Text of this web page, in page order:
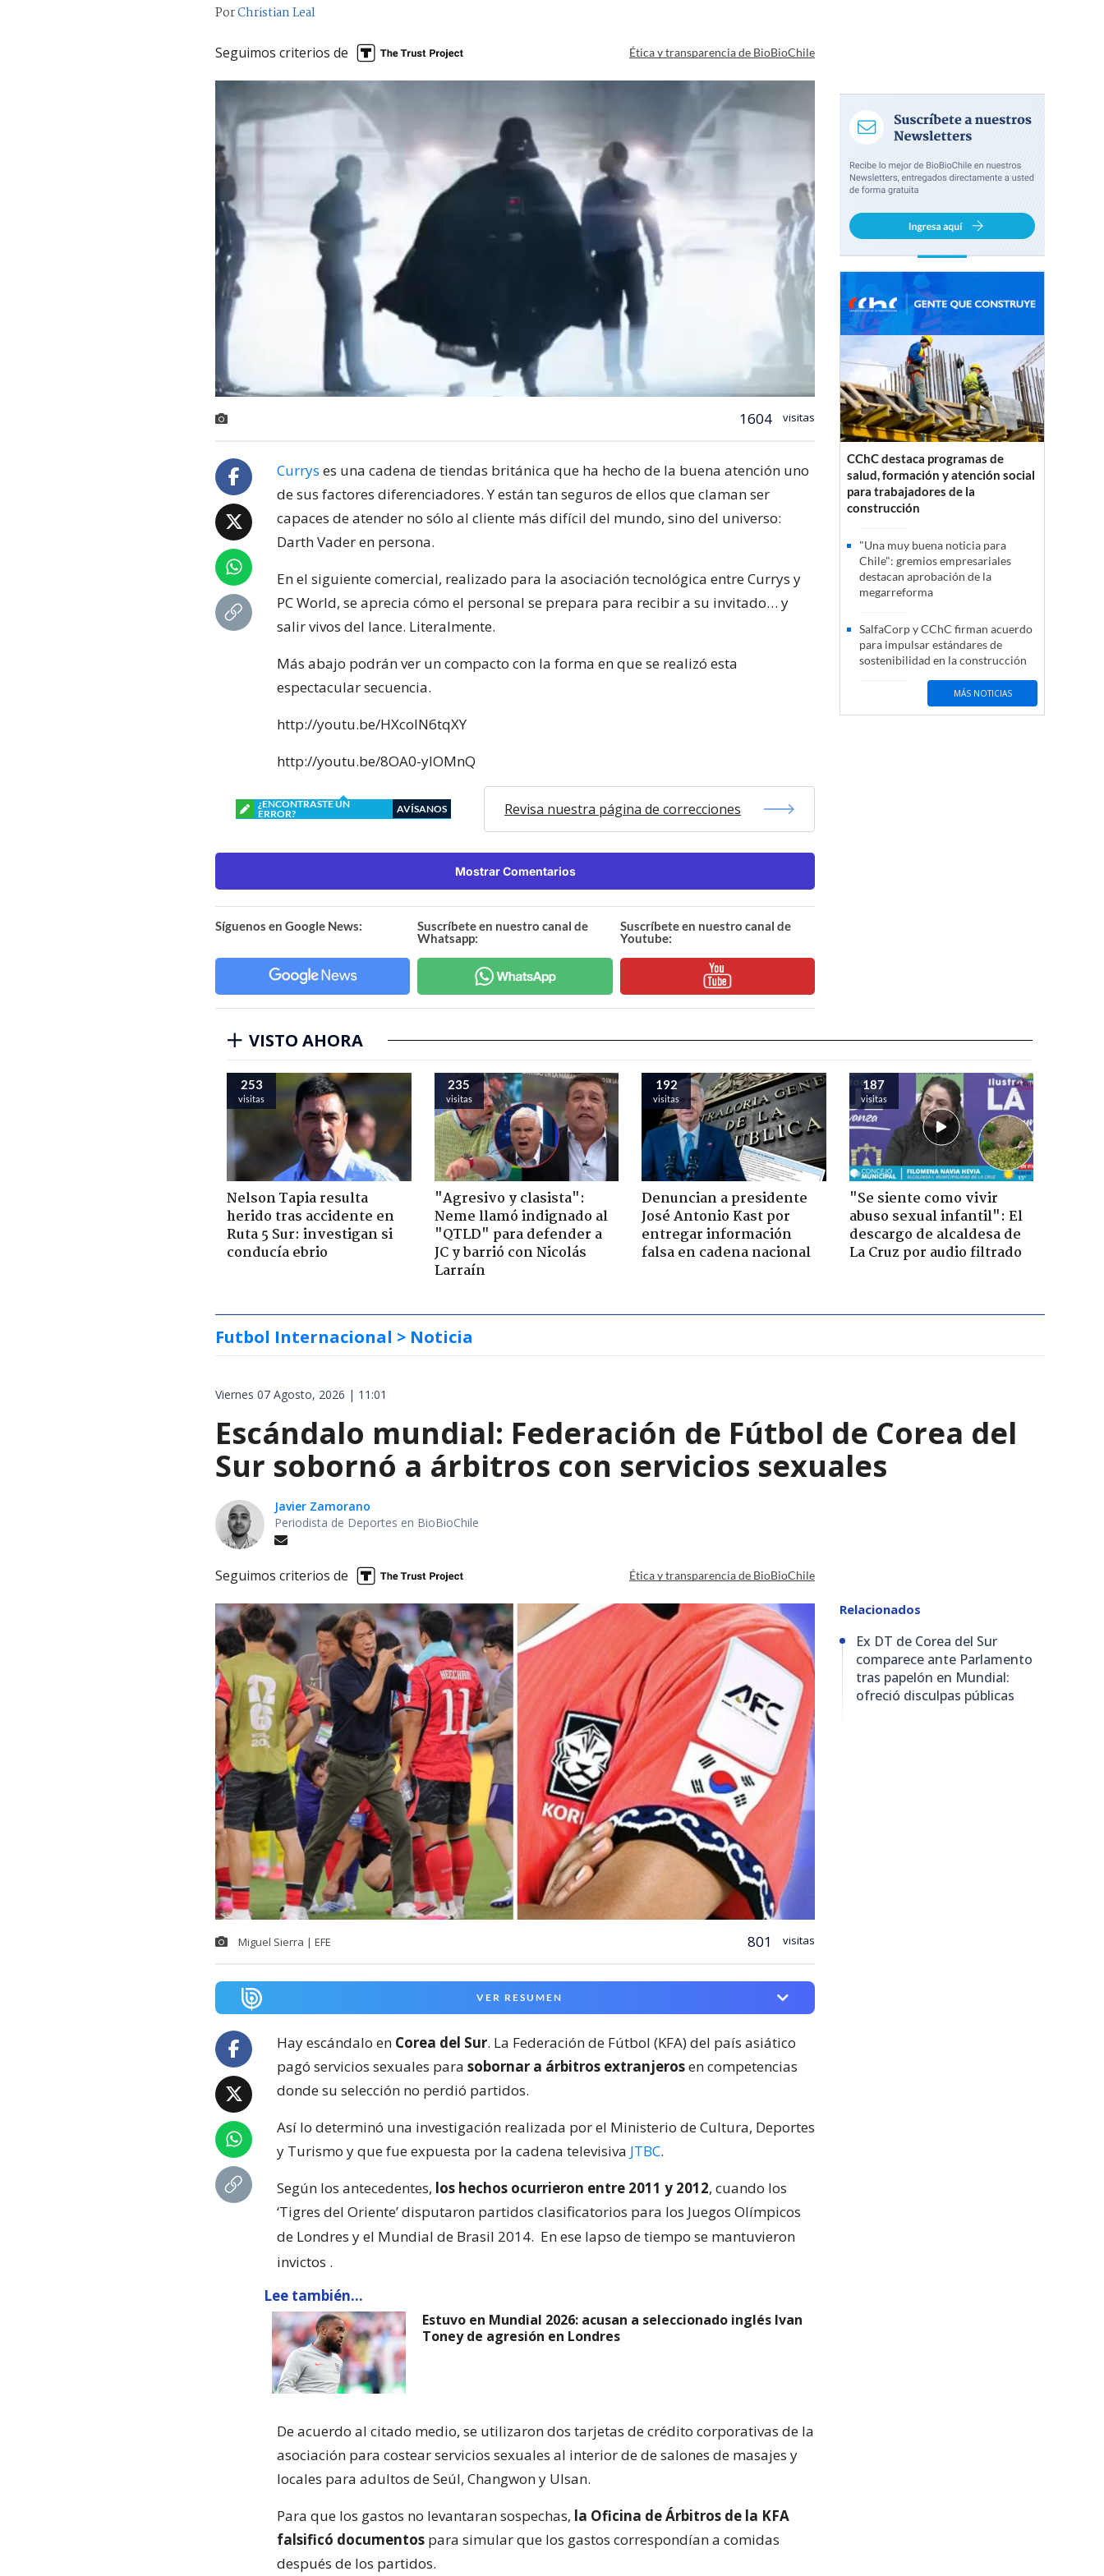
PorChristian Leal
Seguimos criterios de Ética y transparencia de BioBioChile
1604 visitas
Currys es una cadena de tiendas británica que ha hecho de la buena atención uno
de sus factores diferenciadores. Y están tan seguros de ellos que claman ser
capaces de atender no sólo al cliente más difícil del mundo, sino del universo:
Darth Vader en persona.
En el siguiente comercial, realizado para la asociación tecnológica entre Currys y
PC World, se aprecia cómo el personal se prepara para recibir a su invitado… y
salir vivos del lance. Literalmente.
Más abajo podrán ver un compacto con la forma en que se realizó esta
espectacular secuencia.
http://youtu.be/HXcoIN6tqXY
http://youtu.be/8OA0-ylOMnQ
¿ENCONTRASTE UN
ERROR?
AVÍSANOS Revisa nuestra página de correcciones
Mostrar Comentarios
Síguenos en Google News:
Suscríbete en nuestro canal de
Whatsapp:
Suscríbete en nuestro canal de
Youtube:
CChC destaca programas de
salud, formación y atención social
para trabajadores de la
construcción
"Una muy buena noticia para
Chile": gremios empresariales
destacan aprobación de la
megarreforma
SalfaCorp y CChC firman acuerdo
para impulsar estándares de
sostenibilidad en la construcción
MÁS NOTICIAS
VISTO AHORA
253
visitas
Nelson Tapia resulta
herido tras accidente en
Ruta 5 Sur: investigan si
conducía ebrio
235
visitas
"Agresivo y clasista":
Neme llamó indignado al
"QTLD" para defender a
JC y barrió con Nicolás
Larraín
192
visitas
Denuncian a presidente
José Antonio Kast por
entregar información
falsa en cadena nacional
187
visitas
"Se siente como vivir
abuso sexual infantil": El
descargo de alcaldesa de
La Cruz por audio filtrado
Futbol Internacional > Noticia
Viernes 07 Agosto, 2026 | 11:01
Escándalo mundial: Federación de Fútbol de Corea del
Sur sobornó a árbitros con servicios sexuales
Javier Zamorano
Periodista de Deportes en BioBioChile
Seguimos criterios de Ética y transparencia de BioBioChile
Miguel Sierra | EFE 801 visitas
VER RESUMEN
Hay escándalo en Corea del Sur. La Federación de Fútbol (KFA) del país asiático
pagó servicios sexuales para sobornar a árbitros extranjerosen competencias
donde su selección no perdió partidos.
Así lo determinó una investigación realizada por el Ministerio de Cultura, Deportes
y Turismo y que fue expuesta por la cadena televisiva JTBC.
Según los antecedentes, los hechos ocurrieron entre 2011 y 2012, cuando los
‘Tigres del Oriente’ disputaron partidos clasificatorios para los Juegos Olímpicos
de Londres y el Mundial de Brasil 2014. En ese lapso de tiempo se mantuvieron
invictos .
Lee también...
Estuvo en Mundial 2026: acusan a seleccionado inglés Ivan
Toney de agresión en Londres
De acuerdo al citado medio, se utilizaron dos tarjetas de crédito corporativas de la
asociación para costear servicios sexuales al interior de de salones de masajes y
locales para adultos de Seúl, Changwon y Ulsan.
Para que los gastos no levantaran sospechas, la Oficina de Árbitros de la KFA
falsificó documentos para simular que los gastos correspondían a comidas
después de los partidos.
Relacionados
Ex DT de Corea del Sur
comparece ante Parlamento
tras papelón en Mundial:
ofreció disculpas públicas